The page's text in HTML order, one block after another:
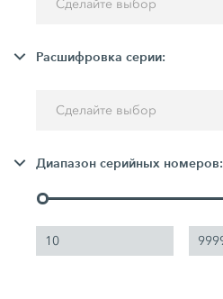
Сделайте выбор
Расшифровка серии:
Сделайте выбор
Диапазон серийных номеров: